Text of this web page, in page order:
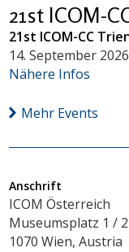
21st ICOM-
21st ICOM-CC
14. September 2026
Nähere Infos
Mehr Events
Anschrift
ICOM Österreich
Museumsplatz 1 /
1070 Wien, Austria